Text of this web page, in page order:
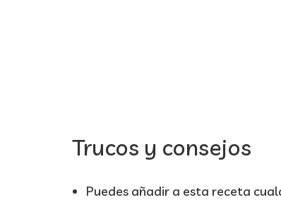
Trucos y consejos
Puedes añadir a esta receta